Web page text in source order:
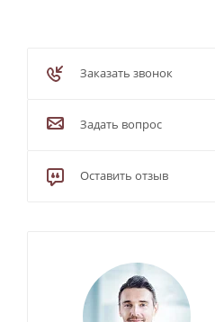
Заказать звонок
Задать вопрос
Оставить отзыв